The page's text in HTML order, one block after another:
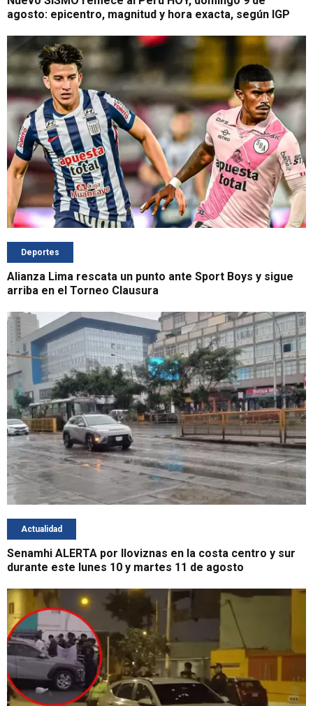
agosto: epicentro, magnitud y hora exacta, según IGP
Deportes
Alianza Lima rescata un punto ante Sport Boys y sigue
arriba en el Torneo Clausura
Actualidad
Senamhi ALERTA por lloviznas en la costa centro y sur
durante este lunes 10 y martes 11 de agosto